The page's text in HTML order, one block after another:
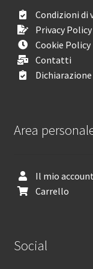
Condizioni di
Privacy Policy
Cookie Policy
Contatti
Area
Il mio account
Carrello
Social